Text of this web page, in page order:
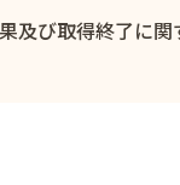
及び取得終了に関